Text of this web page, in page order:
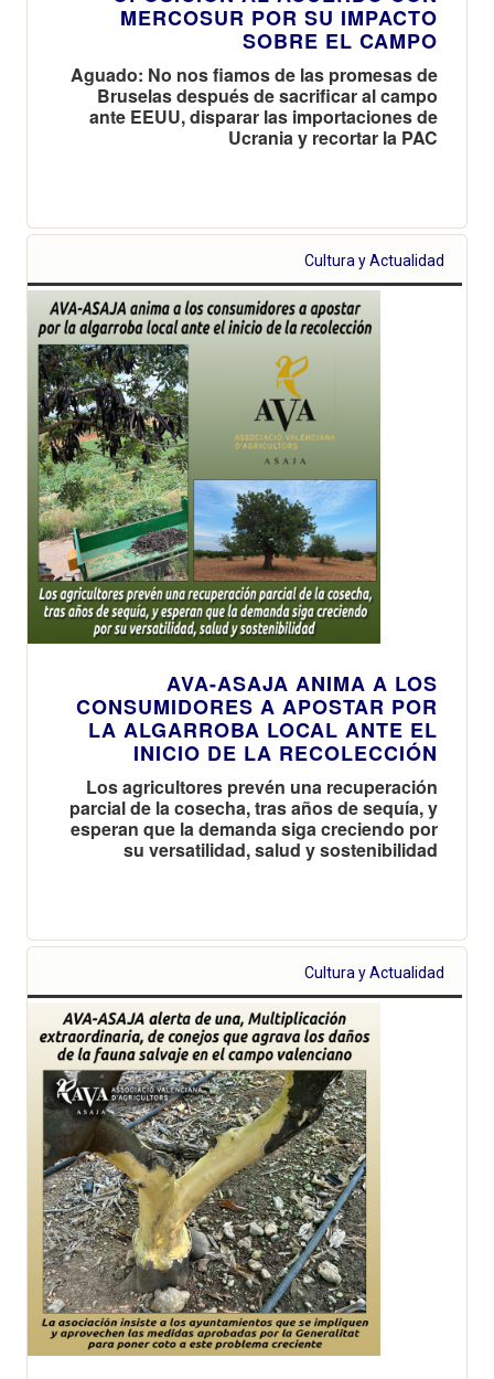
MERCOSUR POR SU IMPACTO
SOBRE EL CAMPO
Aguado: No nos fiamos de las promesas de
Bruselas después de sacrificar al campo
ante EEUU, disparar las importaciones de
Ucrania y recortar la PAC
Cultura y Actualidad
AVA-ASAJA ANIMA A LOS
CONSUMIDORES A APOSTAR POR
LA ALGARROBA LOCAL ANTE EL
INICIO DE LA RECOLECCIÓN
Los agricultores prevén una recuperación
parcial de la cosecha, tras años de sequía, y
esperan que la demanda siga creciendo por
su versatilidad, salud y sostenibilidad
Cultura y Actualidad